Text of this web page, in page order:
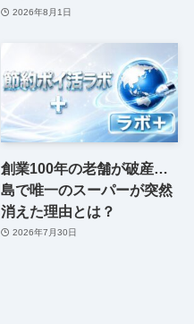
2026年8月1日
創業100年の老舗が破産…
島で唯一のスーパーが突然
消えた理由とは？
2026年7月30日